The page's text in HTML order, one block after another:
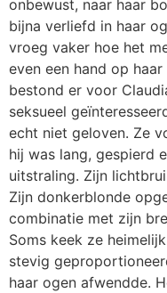
onbewust, naar haar
bijna verliefd in haar
vroeg vaker hoe het
even een hand op
bestond er voor
seksueel
echt niet geloven. Ze
hij was lang, gespierd
uitstraling. Zijn
Zijn donkerblonde
combinatie met zijn
Soms keek ze
stevig
haar ogen afwendde.